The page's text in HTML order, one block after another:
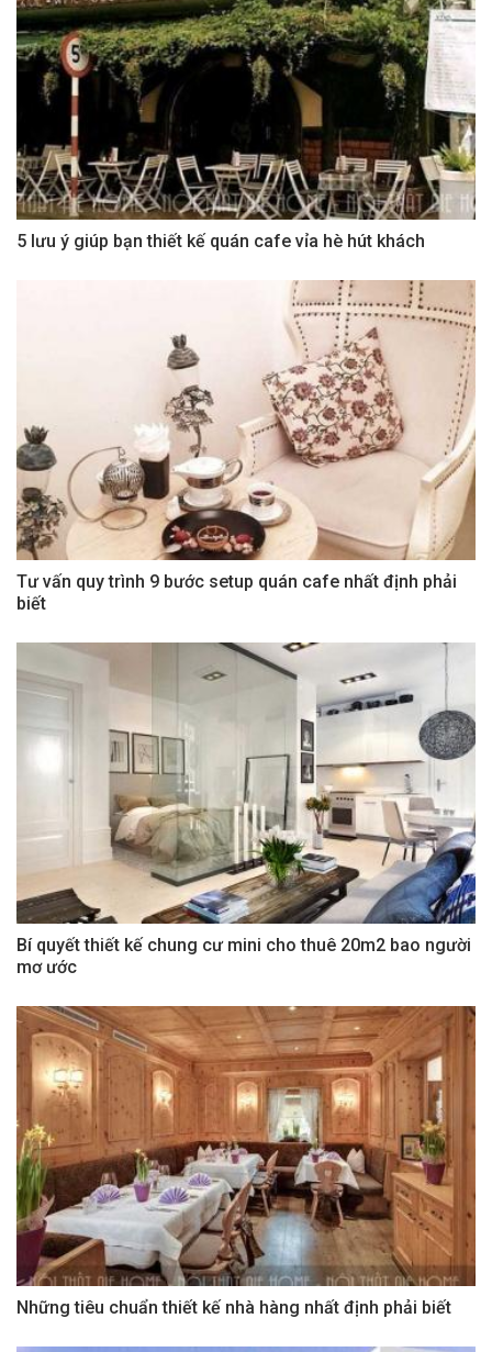
5 lưu ý giúp bạn thiết kế quán cafe vỉa hè hút khách
Tư vấn quy trình 9 bước setup quán cafe nhất định phải
biết
Bí quyết thiết kế chung cư mini cho thuê 20m2 bao người
mơ ước
Những tiêu chuẩn thiết kế nhà hàng nhất định phải biết